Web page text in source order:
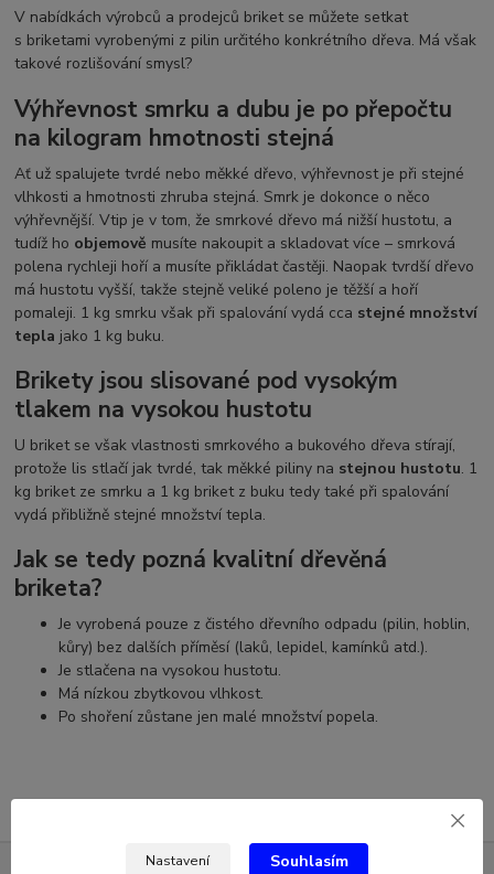
V nabídkách výrobců a prodejců briket se můžete setkat
s briketami vyrobenými z pilin určitého konkrétního dřeva. Má však
takové rozlišování smysl?
Výhřevnost smrku a dubu je po přepočtu
na kilogram hmotnosti stejná
Ať už spalujete tvrdé nebo měkké dřevo, výhřevnost je při stejné
vlhkosti a hmotnosti zhruba stejná. Smrk je dokonce o něco
výhřevnější. Vtip je v tom, že smrkové dřevo má nižší hustotu, a
tudíž ho objemově musíte nakoupit a skladovat více – smrková
polena rychleji hoří a musíte přikládat častěji. Naopak tvrdší dřevo
má hustotu vyšší, takže stejně veliké poleno je těžší a hoří
pomaleji. 1 kg smrku však při spalování vydá cca stejné množství
tepla jako 1 kg buku.
Brikety jsou slisované pod vysokým
tlakem na vysokou hustotu
U briket se však vlastnosti smrkového a bukového dřeva stírají,
protože lis stlačí jak tvrdé, tak měkké piliny na stejnou hustotu. 1
kg briket ze smrku a 1 kg briket z buku tedy také při spalování
vydá přibližně stejné množství tepla.
Jak se tedy pozná kvalitní dřevěná
briketa?
Je vyrobená pouze z čistého dřevního odpadu (pilin, hoblin,
kůry) bez dalších příměsí (laků, lepidel, kamínků atd.).
Je stlačena na vysokou hustotu.
Má nízkou zbytkovou vlhkost.
Po shoření zůstane jen malé množství popela.
Nastavení Souhlasím